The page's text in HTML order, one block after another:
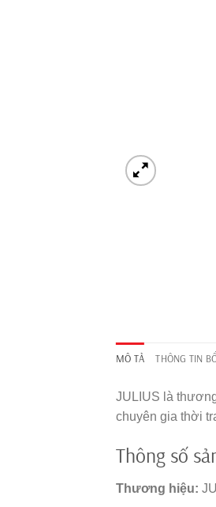
MÔ TẢ THÔNG TIN
JULIUS là
chuyên gia thời
Thông số
Thương hiệu: